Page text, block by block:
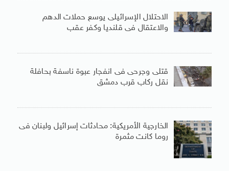
الاحتلال الإسرائيلى يوسع حملات الدهم
والاعتقال فى قلنديا وكفر عقب
قتلى وجرحى فى انفجار عبوة ناسفة بحافلة
نقل ركاب قرب دمشق
الخارجية الأمريكية: محادثات إسرائيل ولبنان فى
روما كانت مثمرة